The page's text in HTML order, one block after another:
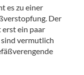
es zu einer
Der
erst ein paar
vermutlich